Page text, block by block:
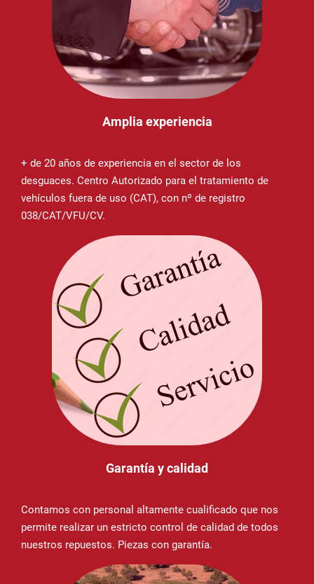
Amplia experiencia
+ de 20 años de experiencia en el sector de los
desguaces. Centro Autorizado para el tratamiento de
vehículos fuera de uso (CAT), con nº de registro
038/CAT/VFU/CV.
Garantía y calidad
Contamos con personal altamente cualificado que nos
permite realizar un estricto control de calidad de todos
nuestros repuestos. Piezas con garantía.